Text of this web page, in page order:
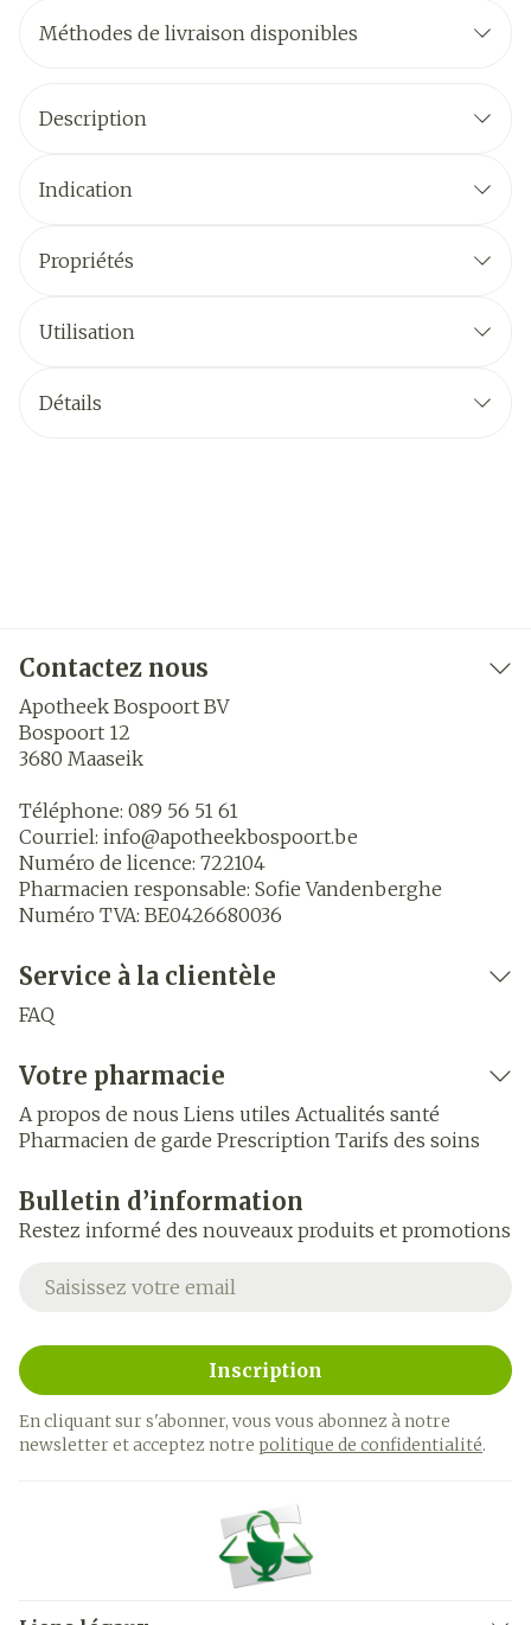
Méthodes de livraison disponibles
Description
Indication
Propriétés
Utilisation
Détails
Contactez nous
Apotheek Bospoort BV
Bospoort 12
3680 Maaseik
Téléphone: 089 56 51 61
Courriel: info@apotheekbospoort.be
Numéro de licence: 722104
Pharmacien responsable: Sofie Vandenberghe
Numéro TVA: BE0426680036
Service à la clientèle
FAQ
Votre pharmacie
A propos de nous Liens utiles Actualités santé
Pharmacien de garde Prescription Tarifs des soins
Bulletin d’information
Restez informé des nouveaux produits et promotions
Adresse mail
Inscription
En cliquant sur s'abonner, vous vous abonnez à notre
newsletter et acceptez notre politique de confidentialité.